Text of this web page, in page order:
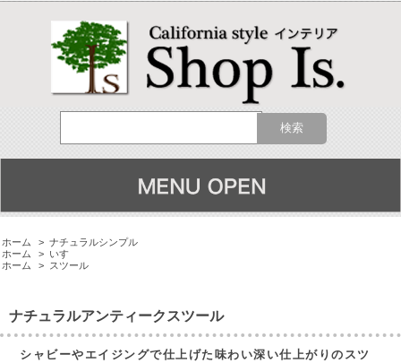
ホーム > ナチュラルシンプル
ホーム
> いす
ホーム
> スツール
ナチュラルアンティークスツール
シャビーやエイジングで仕上げた味わい深い仕上がりのスツ